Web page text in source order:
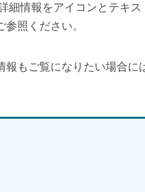
細情報をアイコンとテキ
照ください。
もご覧になりたい場合